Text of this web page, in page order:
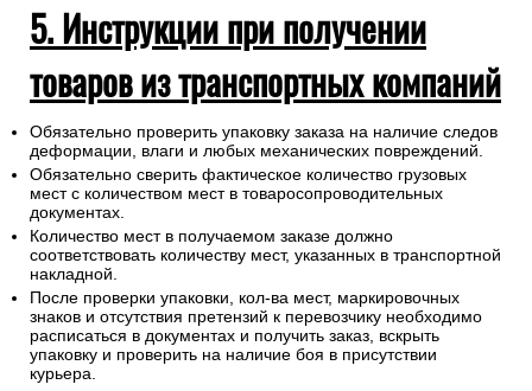
5. Инструкции при получении
товаров из транспортных компаний
Обязательно проверить упаковку заказа на наличие следов
деформации, влаги и любых механических повреждений.
Обязательно сверить фактическое количество грузовых
мест с количеством мест в товаросопроводительных
документах.
Количество мест в получаемом заказе должно
соответствовать количеству мест, указанных в транспортной
накладной.
После проверки упаковки, кол-ва мест, маркировочных
знаков и отсутствия претензий к перевозчику необходимо
расписаться в документах и получить заказ, вскрыть
упаковку и проверить на наличие боя в присутствии
курьера.